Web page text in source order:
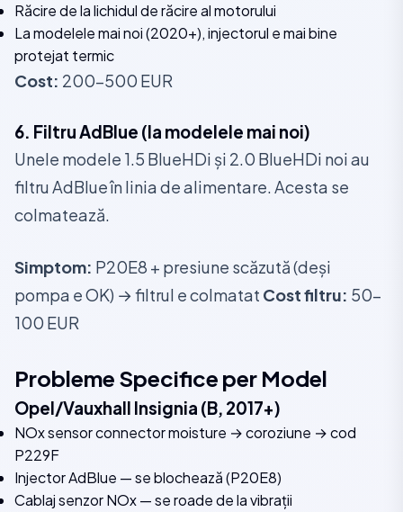
Răcire de la lichidul de răcire al motorului
La modelele mai noi (2020+), injectorul e mai bine
protejat termic
Cost: 200-500 EUR
6. Filtru AdBlue (la modelele mai noi)
Unele modele 1.5 BlueHDi și 2.0 BlueHDi noi au
filtru AdBlue în linia de alimentare. Acesta se
colmatează.
Simptom: P20E8 + presiune scăzută (deși
pompa e OK) → filtrul e colmatat Cost filtru: 50-
100 EUR
Probleme Specifice per Model
Opel/Vauxhall Insignia (B, 2017+)
NOx sensor connector moisture → coroziune → cod
P229F
Injector AdBlue — se blochează (P20E8)
Cablaj senzor NOx — se roade de la vibrații